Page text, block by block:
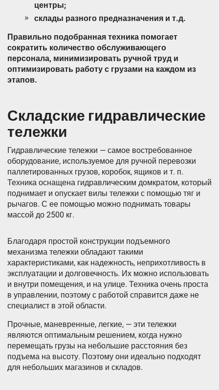
центры;
склады разного предназначения и т.д.
Правильно подобранная техника помогает
сократить количество обслуживающего
персонала, минимизировать ручной труд и
оптимизировать работу с грузами на каждом из
этапов.
Складские гидравлические
тележки
Гидравлические тележки — самое востребованное
оборудование, используемое для ручной перевозки
паллетированных грузов, коробок, ящиков и т. п.
Техника оснащена гидравлическим домкратом, который
поднимает и опускает вилы тележки с помощью тяг и
рычагов. С ее помощью можно поднимать товары
массой до 2500 кг.
Благодаря простой конструкции подъемного
механизма тележки обладают такими
характеристиками, как надежность, неприхотливость в
эксплуатации и долговечность. Их можно использовать
и внутри помещения, и на улице. Техника очень проста
в управлении, поэтому с работой справится даже не
специалист в этой области.
Прочные, маневренные, легкие, — эти тележки
являются оптимальным решением, когда нужно
перемещать грузы на небольшие расстояния без
подъема на высоту. Поэтому они идеально подходят
для небольших магазинов и складов.